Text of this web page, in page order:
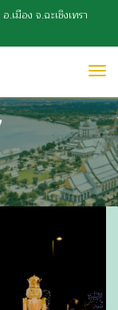
มือง จ.ฉะเชิงเทรา